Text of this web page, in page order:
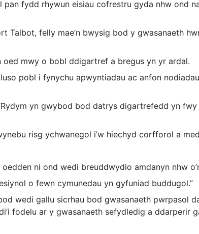
fydd rhywun eisiau cofrestru gyda nhw ond
felly mae’n bwysig bod y gwasanaeth
mwy o bobl ddigartref a bregus yn yr ardal.
pobl i fynychu apwyntiadau ac anfon
yn gwybod bod datrys digartrefedd yn
risg ychwanegol i’w hiechyd corfforol a
ni ond wedi breuddwydio amdanyn nhw
o fewn cymunedau yn gyfuniad buddugol.”
wedi gallu sicrhau bod gwasanaeth pwrpasol
fodelu ar y gwasanaeth sefydledig a ddarperir